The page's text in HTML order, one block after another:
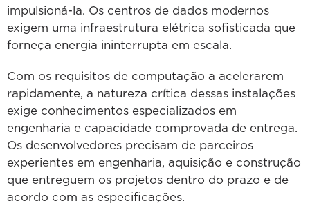
impulsioná-la. Os centros de dados modernos
exigem uma infraestrutura elétrica sofisticada que
forneça energia ininterrupta em escala.
Com os requisitos de computação a acelerarem
rapidamente, a natureza crítica dessas instalações
exige conhecimentos especializados em
engenharia e capacidade comprovada de entrega.
Os desenvolvedores precisam de parceiros
experientes em engenharia, aquisição e construção
que entreguem os projetos dentro do prazo e de
acordo com as especificações.